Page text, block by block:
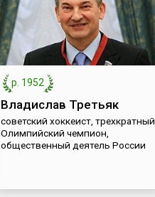
р. 1952
Владислав Третьяк
советский хоккеист, трехкратный
Олимпийский чемпион,
общественный деятель России